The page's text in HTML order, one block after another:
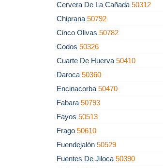
Cervera De La Cañada 50312
Chiprana 50792
Cinco Olivas 50782
Codos 50326
Cuarte De Huerva 50410
Daroca 50360
Encinacorba 50470
Fabara 50793
Fayos 50513
Frago 50610
Fuendejalón 50529
Fuentes De Jiloca 50390